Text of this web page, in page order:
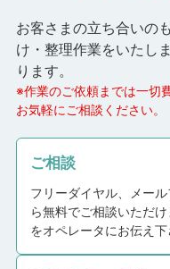
お客さまの立ち合いの
け・整理作業をいたしま
ります。
※作業のご依頼までは一切
お気軽にご相談ください。
ご相談
フリーダイヤル、メー
ら無料でご相談いただ
をオペレータにお伝え下